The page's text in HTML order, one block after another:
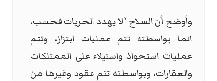
وأوضح أن السلاح “لا يهدد الحريات فحسب،
انما بواسطته تتم عمليات ابتزاز، وتتم
عمليات استحواذ واستيلاء على الممتلكات
والعقارات، وبواسطته تتم عقود وغيرها من